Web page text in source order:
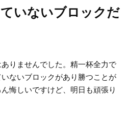
いないブロックだ
りませんでした。精一杯全力で
ないブロックがあり勝つことが
悔しいですけど、明日も頑張り